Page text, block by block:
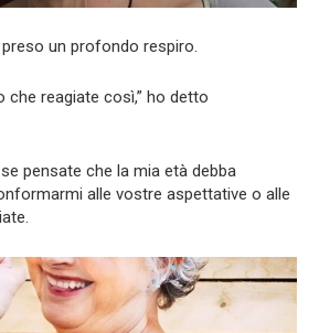
un profondo respiro.
che reagiate così,” ho detto
pensate che la mia età debba
alle vostre aspettative o alle